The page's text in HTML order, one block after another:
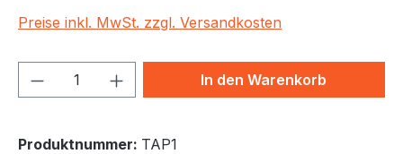
Preise inkl. MwSt. zzgl. Versandkosten
Produkt Anzahl: Gib denIn den Warenkorb
Produktnummer: TAP1